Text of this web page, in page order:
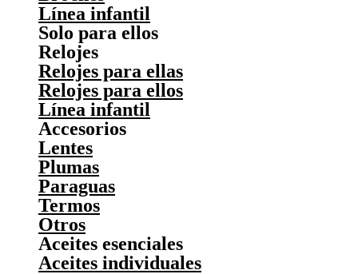
Línea infantil
Solo para ellos
Relojes
Relojes para ellas
Relojes para ellos
Línea infantil
Accesorios
Lentes
Plumas
Paraguas
Termos
Otros
Aceites esenciales
Aceites individuales